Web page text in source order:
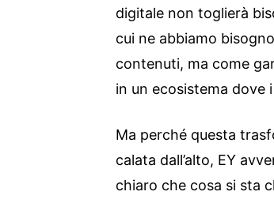
digitale non toglierà
cui ne abbiamo
contenuti, ma come
in un ecosistema dove
Ma perché questa
calata dall’alto, EY
chiaro che cosa si sta